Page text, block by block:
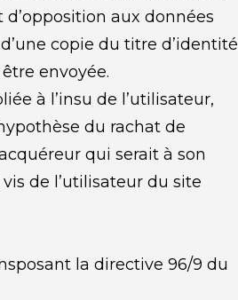
aux données
copie du titre d’identité
envoyée.
à l’insu de l’utilisateur,
du rachat de
qui serait à son
de l’utilisateur du site
la directive 96/9 du